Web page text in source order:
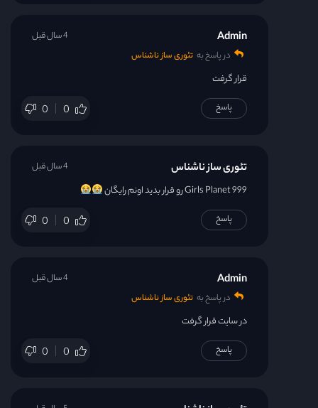
Admin
در پاسخ به تئوری ساز ناشناس
قرار گرفت
0 0
4 سال قبل
پاسخ
تئوری ساز ناشناس
Girls Planet 999 رو قرار بدید اونم رایگان
0 0
4 سال قبل
پاسخ
Admin
در پاسخ به تئوری ساز ناشناس
در سایت قرار گرفت
0 0
4 سال قبل
پاسخ